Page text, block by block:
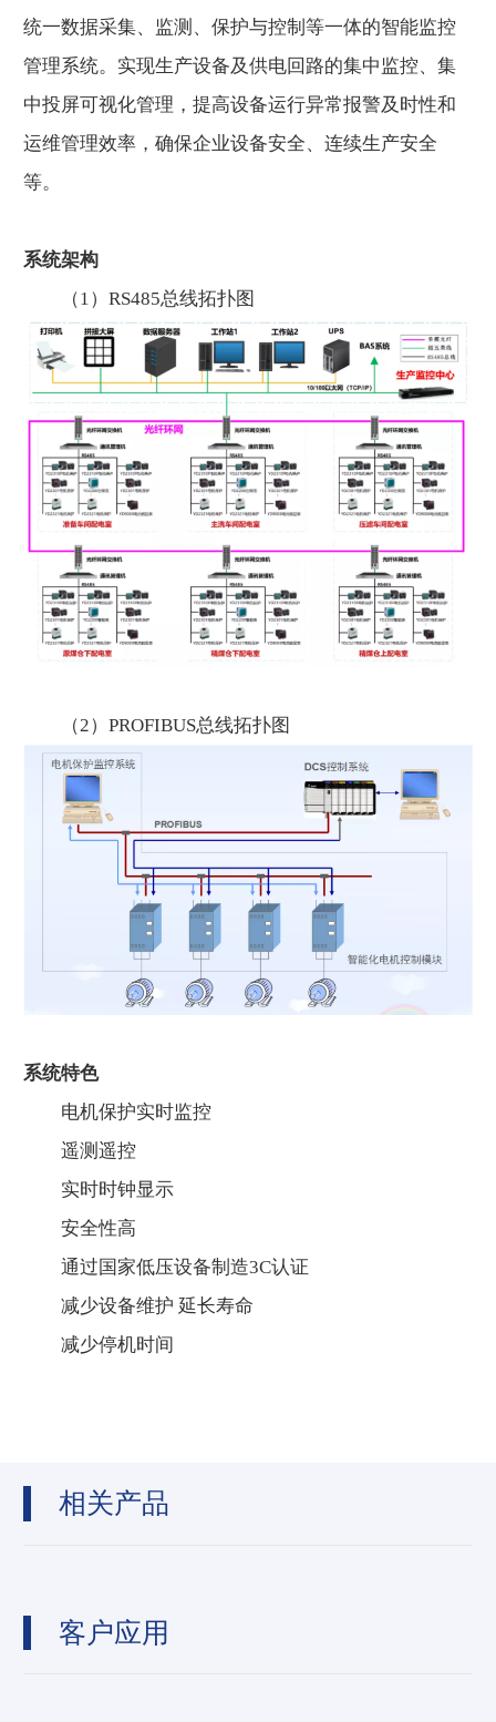
统一数据采集、监测、保护与控制等一体的智能监控
管理系统。实现生产设备及供电回路的集中监控、集
中投屏可视化管理，提高设备运行异常报警及时性和
运维管理效率，确保企业设备安全、连续生产安全
等。
系统架构
（1）RS485总线拓扑图
（2）PROFIBUS总线拓扑图
系统特色
电机保护实时监控
遥测遥控
实时时钟显示
安全性高
通过国家低压设备制造3C认证
减少设备维护 延长寿命
减少停机时间
相关产品
客户应用